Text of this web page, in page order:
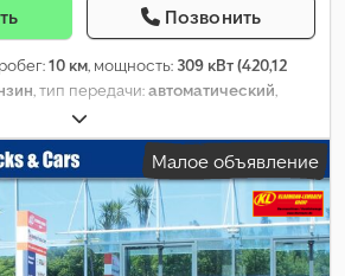
Позвонить
10 км, мощность: 309 кВт (420,12
, тип передачи:автоматический,
, колесная база:
вес:2 438 кг, максимальная
062 кг, эксплуатационная масса:2 438 кг,
1 711 мм, расход топлива (городской
топлива (за городом): 10,7 л/100км,
цикл):12,4 л/100км, Выбросы
Евро 6 , энергетическая
Малое объявление